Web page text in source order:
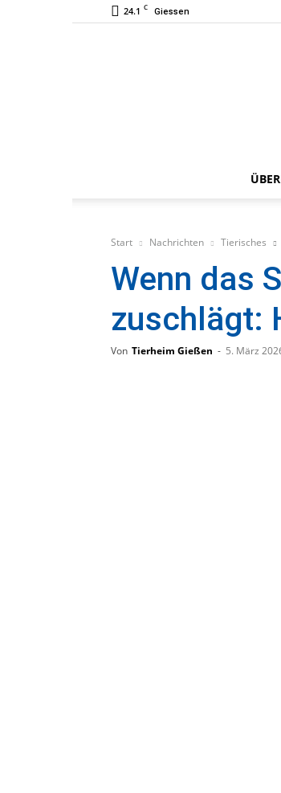
24.1 C Giessen
Start Nachrichten Tierisches
Wenn das
zuschlägt:
Von Tierheim Gießen - 5. März